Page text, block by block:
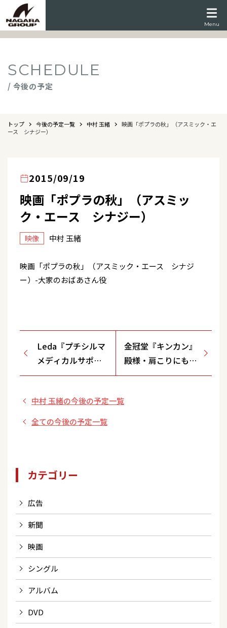
Menu
SCHEDULE
/ 今後の予定
トップ 今後の予定一覧 中村 玉緒
映画「ポプラの秋」（アスミック・エ
ース シナジー）
2015/09/19
映画「ポプラの秋」（アスミッ
ク・エース シナジー）
映像 中村 玉緒
映画「ポプラの秋」（アスミック・エース シナジ
ー）-大家のおばあさん役
Leda『プチシルマ
メディカルサポー
ター』 腰、膝のサ
金冠堂『キンカン』
殿様・肩こりにも
「かゆみの殿様」篇
中村 玉緒の今後の予定一覧
全ての今後の予定一覧
カテゴリー
広告
新聞
映画
シングル
アルバム
DVD